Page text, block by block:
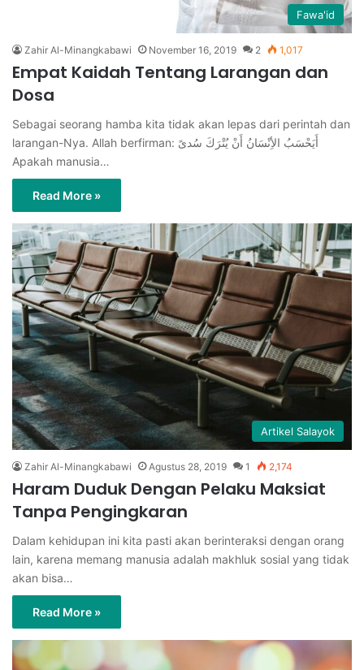
Fawa'id
Zahir Al-Minangkabawi November 16, 2019 2 1,017
Empat Kaidah Tentang Larangan dan
Dosa
Sebagai seorang hamba kita tidak akan lepas dari perintah dan
larangan-Nya. Allah berfirman: أَيَحْسَبُ الأِنْسَانُ أَنْ يُتْرَكَ سُدىً
Apakah manusia…
Read More »
Artikel Salayok
Zahir Al-Minangkabawi Agustus 28, 2019 1 2,174
Haram Duduk Dengan Pelaku Maksiat
Tanpa Pengingkaran
Dalam kehidupan ini kita pasti akan berinteraksi dengan orang
lain, karena memang manusia adalah makhluk sosial yang tidak
akan bisa…
Read More »